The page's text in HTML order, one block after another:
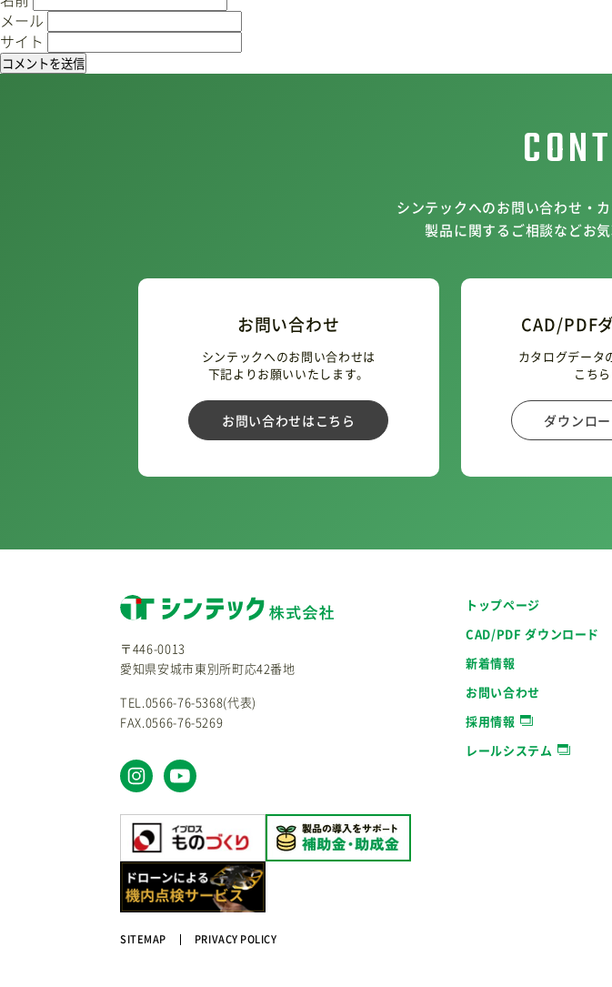
メール
サイト
シンテックへのお問い合わせ・
製品に関するご相談などお
お問い合わせ
シンテックへのお問い合わせは
下記よりお願いいたします。
お問い合わせはこちら
CAD/PDF
カタログデータ
こちら
ダウンロ
〒446-0013
愛知県安城市東別所町応42番地
TEL.0566-76-5368(代表)
FAX.0566-76-5269
SITEMAP PRIVACY POLICY
トップページ
CAD/PDF ダウンロード
新着情報
お問い合わせ
採用情報
レールシステム